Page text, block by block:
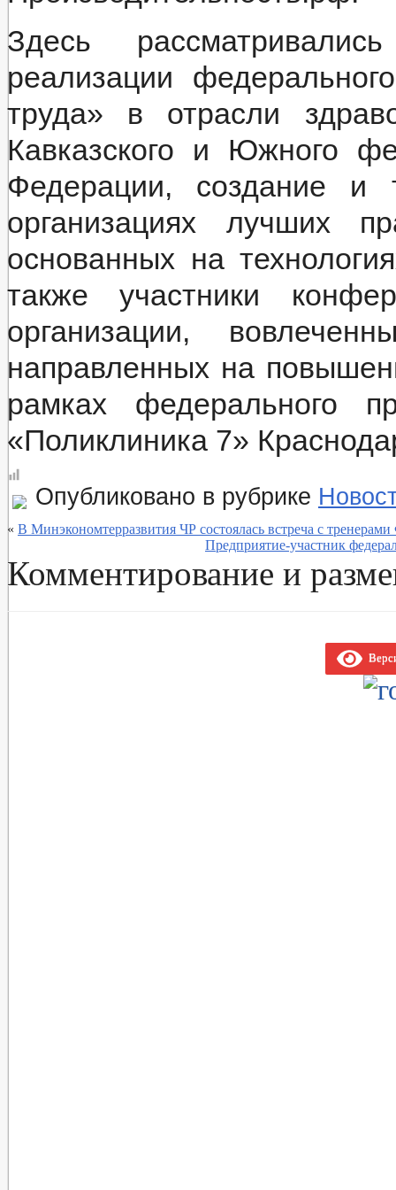
Стандарты муниципальных услуг
Прием граждан
Обращение к главе
Интернет приемная
График приема граждан
Форма обращений и заявлений
Порядок рассмотрения обращений
Регламент рассмотрения обращений
Здесь
реализации
труда» в отрасли
Кавказского и Южного
Федерации, создание и
организациях лучших
основанных на
также участники
организации,
направленных на
рамках федерального
«Поликлиника 7»
Опубликовано в рубрике
« В Минэкономтерразвития ЧР состоялась встреча с
Предприятие-участник
Комментирование и